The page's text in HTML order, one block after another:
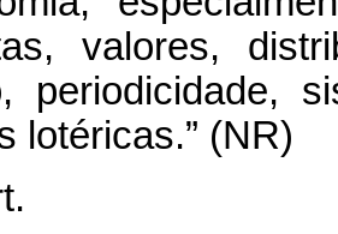
valores,
periodicidade,
lotéricas.” (NR)